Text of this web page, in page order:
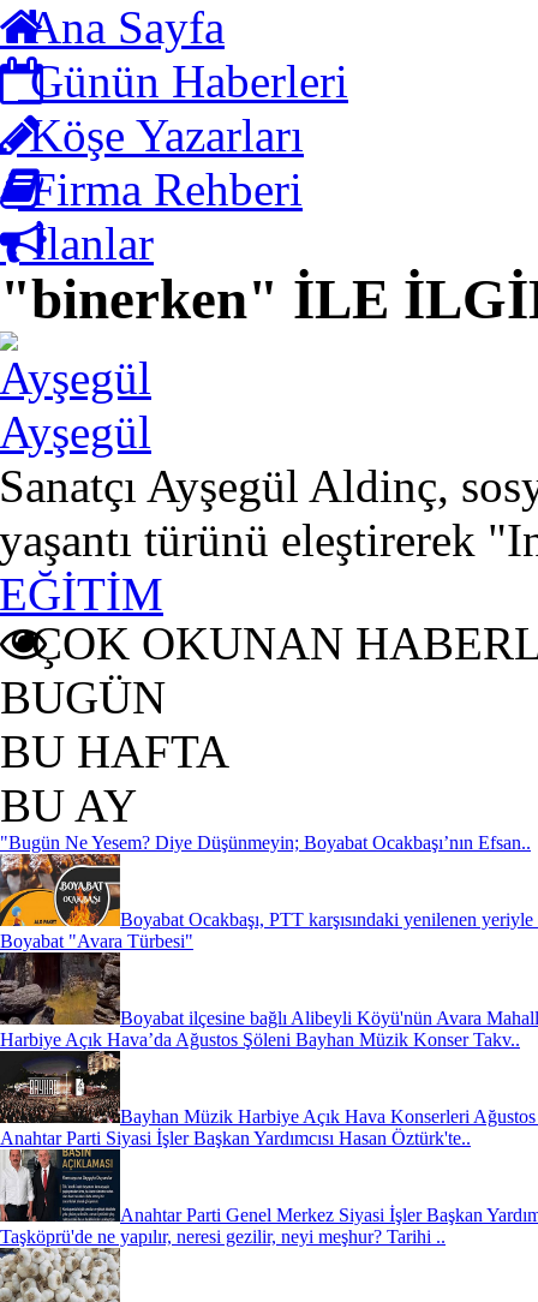
Ana Sayfa
Günün Haberleri
Köşe Yazarları
Firma Rehberi
İlanlar
"binerken" İLE
Ayşegül
Sanatçı Ayşegül Aldinç,
yaşantı türünü eleştirerek
EĞİTİM
ÇOK OKUNAN
BUGÜN
BU HAFTA
BU AY
"Bugün Ne Yesem? Diye Düşünmeyin; Boyabat Ocakbaşı’nın Efsan..
Boyabat Ocakbaşı, PTT karşısındaki yenilenen
Boyabat "Avara Türbesi"
Boyabat ilçesine bağlı Alibeyli Köyü'nün Avara
Harbiye Açık Hava’da Ağustos Şöleni Bayhan Müzik Konser Takv..
Bayhan Müzik Harbiye Açık Hava Konserleri Ağustos
Anahtar Parti Siyasi İşler Başkan Yardımcısı Hasan Öztürk'te..
Anahtar Parti Genel Merkez Siyasi İşler Başkan
Taşköprü'de ne yapılır, neresi gezilir, neyi meşhur? Tarihi ..